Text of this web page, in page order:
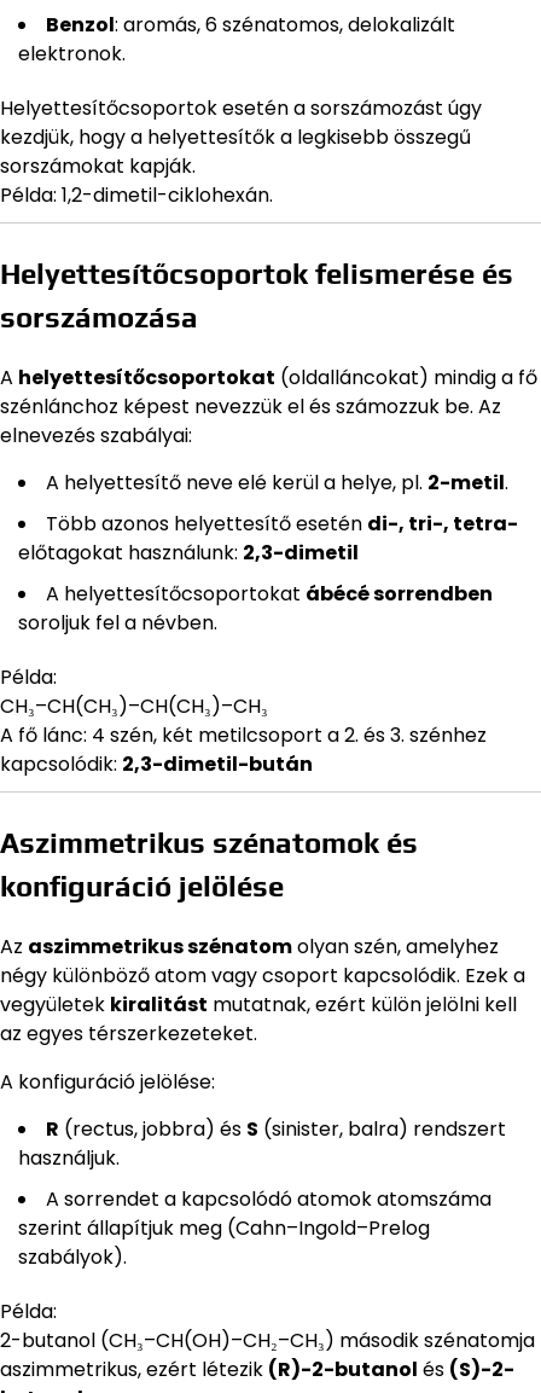
Benzol: aromás, 6 szénatomos, delokalizált
elektronok.
Helyettesítőcsoportok esetén a sorszámozást úgy
kezdjük, hogy a helyettesítők a legkisebb összegű
sorszámokat kapják.
Példa: 1,2-dimetil-ciklohexán.
Helyettesítőcsoportok felismerése és
sorszámozása
A helyettesítőcsoportokat (oldalláncokat) mindig a fő
szénlánchoz képest nevezzük el és számozzuk be. Az
elnevezés szabályai:
A helyettesítő neve elé kerül a helye, pl. 2-metil.
Több azonos helyettesítő esetén di-, tri-, tetra-
előtagokat használunk: 2,3-dimetil
A helyettesítőcsoportokat ábécé sorrendben
soroljuk fel a névben.
Példa:
CH₃–CH(CH₃)–CH(CH₃)–CH₃
A fő lánc: 4 szén, két metilcsoport a 2. és 3. szénhez
kapcsolódik: 2,3-dimetil-bután
Aszimmetrikus szénatomok és
konfiguráció jelölése
Az aszimmetrikus szénatomolyan szén, amelyhez
négy különböző atom vagy csoport kapcsolódik. Ezek a
vegyületek kiralitást mutatnak, ezért külön jelölni kell
az egyes térszerkezeteket.
A konfiguráció jelölése:
R (rectus, jobbra) és S (sinister, balra) rendszert
használjuk.
A sorrendet a kapcsolódó atomok atomszáma
szerint állapítjuk meg (Cahn–Ingold–Prelog
szabályok).
Példa:
2-butanol (CH₃–CH(OH)–CH₂–CH₃) második szénatomja
aszimmetrikus, ezért létezik (R)-2-butanol és (S)-2-